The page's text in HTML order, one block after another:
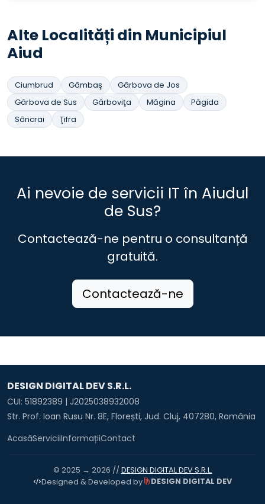
Alte Localități din Municipiul
Aiud
Ciumbrud Gâmbaş
Gârbova de Jos
Gârbova de Sus
Gârboviţa Măgina
Păgida
Sâncrai
Ţifra
Ai nevoie de servicii IT în Aiudul
de Sus?
Contactează-ne pentru o consultanță
gratuită.
Contactează-ne
DESIGN DIGITAL DEV S.R.L.
CUI: 51892389 | J2025038932008
Str. Prof. Ioan Rusu Nr. 8E, Florești, Jud. Cluj, 407280, România
AcasăServiciiInformațiiContact
© 2025 → 2026 // DESIGN DIGITAL DEV S.R.L.
Designed & Developed by
DESIGN DIGITAL DEV